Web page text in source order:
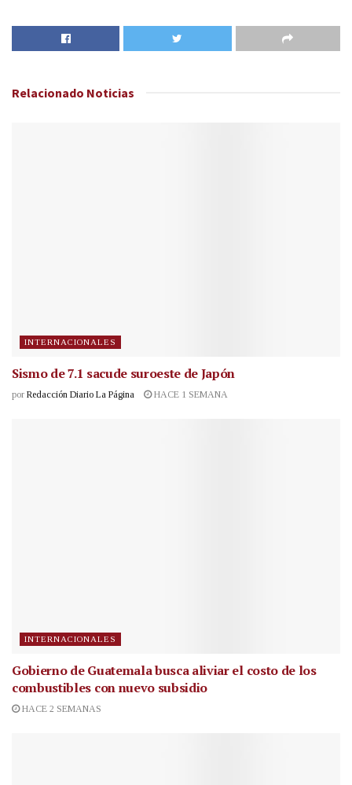
Relacionado Noticias
INTERNACIONALES
Sismo de 7.1 sacude suroeste de Japón
por Redacción Diario La Página HACE 1 SEMANA
INTERNACIONALES
Gobierno de Guatemala busca aliviar el costo de los
combustibles con nuevo subsidio
HACE 2 SEMANAS